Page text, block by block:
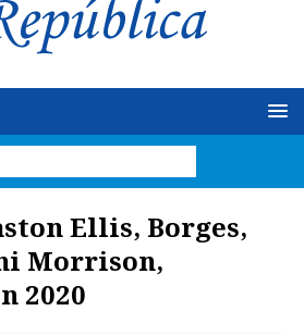
Ellis, Borges,
Morrison,
2020